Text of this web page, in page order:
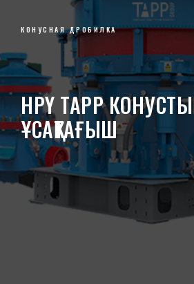
КОНУСНАЯ ДРОБИЛКА
HPY TAPP КОНУСТЫҚ
ҰСАҚТАҒЫШ